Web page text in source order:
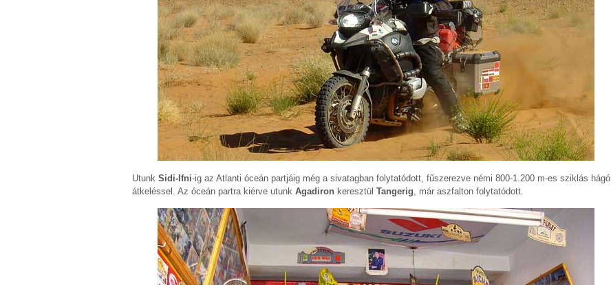
Utunk Sidi-Ifni-ig az Atlanti óceán partjáig még a sivatagban folytatódott, fűszerezve némi 800-1.200 m-es sziklás hágó
átkeléssel. Az óceán partra kiérve utunk Agadiron keresztül Tangerig , már aszfalton folytatódott.